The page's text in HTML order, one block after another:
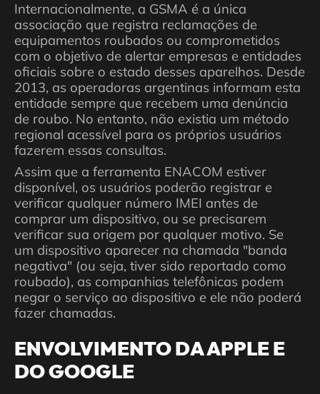
Internacionalmente, a GSMA é a única
associação que registra reclamações de
equipamentos roubados ou comprometidos
com o objetivo de alertar empresas e entidades
oficiais sobre o estado desses aparelhos. Desde
2013, as operadoras argentinas informam esta
entidade sempre que recebem uma denúncia
de roubo. No entanto, não existia um método
regional acessível para os próprios usuários
fazerem essas consultas.
Assim que a ferramenta ENACOM estiver
disponível, os usuários poderão registrar e
verificar qualquer número IMEI antes de
comprar um dispositivo, ou se precisarem
verificar sua origem por qualquer motivo. Se
um dispositivo aparecer na chamada "banda
negativa" (ou seja, tiver sido reportado como
roubado), as companhias telefônicas podem
negar o serviço ao dispositivo e ele não poderá
fazer chamadas.
ENVOLVIMENTO DA APPLE E
DO GOOGLE